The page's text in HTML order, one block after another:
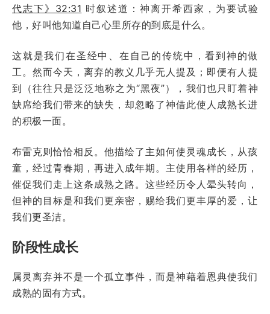
代志下》32:31 时叙述道：神离开希西家，为要试验
他，好叫他知道自己心里所存的到底是什么。
这就是我们在圣经中、在自己的传统中，看到神的做
工。然而今天，离弃的教义几乎无人提及；即便有人提
到（往往只是泛泛地称之为“黑夜”），我们也只盯着神
缺席给我们带来的缺失，却忽略了神借此使人成熟长进
的积极一面。
布雷克则恰恰相反。他描绘了主如何使灵魂成长，从孩
童，经过青春期，再进入成年期。主使用各样的经历，
催促我们走上这条成熟之路。这些经历令人晕头转向，
但神的目标是和我们更亲密，赐给我们更丰厚的爱，让
我们更圣洁。
阶段性成长
属灵离弃并不是一个孤立事件，而是神藉着恩典使我们
成熟的固有方式。